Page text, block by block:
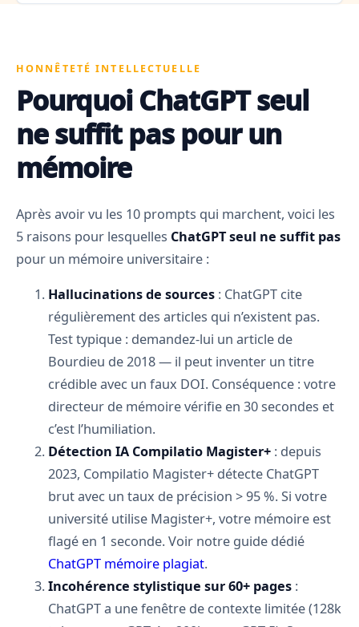
HONNÊTETÉ INTELLECTUELLE
Pourquoi ChatGPT seul
ne suffit pas pour un
mémoire
Après avoir vu les 10 prompts qui marchent, voici les
5 raisons pour lesquelles ChatGPT seul ne suffit pas
pour un mémoire universitaire :
Hallucinations de sources : ChatGPT cite
régulièrement des articles qui n’existent pas.
Test typique : demandez-lui un article de
Bourdieu de 2018 — il peut inventer un titre
crédible avec un faux DOI. Conséquence : votre
directeur de mémoire vérifie en 30 secondes et
c’est l’humiliation.
Détection IA Compilatio Magister+ : depuis
2023, Compilatio Magister+ détecte ChatGPT
brut avec un taux de précision > 95 %. Si votre
université utilise Magister+, votre mémoire est
flagé en 1 seconde. Voir notre guide dédié
ChatGPT mémoire plagiat.
Incohérence stylistique sur 60+ pages :
ChatGPT a une fenêtre de contexte limitée (128k